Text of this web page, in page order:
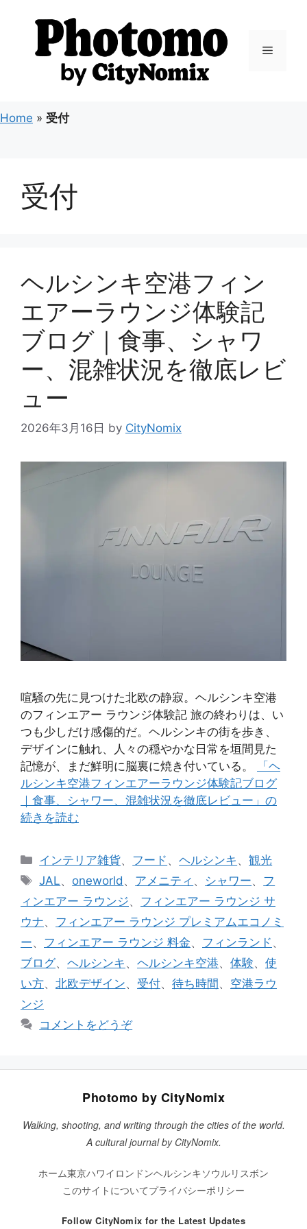
ス
キ
メ
Home » 受付
受付
ヘルシンキ空港フィン
エアーラウンジ体験記
ブログ｜食事、シャワ
ー、混雑状況を徹底レビ
ュー
2026年3月16日 by CityNomix
喧騒の先に見つけた北欧の静寂。ヘルシンキ空港
のフィンエアー ラウンジ体験記 旅の終わりは、い
つも少しだけ感傷的だ。ヘルシンキの街を歩き、
デザインに触れ、人々の穏やかな日常を垣間見た
記憶が、まだ鮮明に脳裏に焼き付いている。
「ヘ
ルシンキ空港フィンエアーラウンジ体験記ブログ
｜食事、シャワー、混雑状況を徹底レビュー」の
続きを読む
カ
テ
リ
ー
インテリア雑貨、 フード 、ヘルシンキ 、観光
タ
グ
JAL、 oneworld 、 アメニティ 、 シャワー、 フ
ィンエアー ラウンジ、 フィンエアー ラウンジ サ
ウナ、 フィンエアー ラウンジ プレミアムエコノミ
ー、 フィンエアー ラウンジ 料金、 フィンランド 、
ブログ、 ヘルシンキ 、 ヘルシンキ空港、 体験、 使
い方、 北欧デザイン、 受付、 待ち時間 、 空港ラウ
ンジ
コメントをどうぞ
Photomo by CityNomix
Walking, shooting, and writing through the cities of the world.
A cultural journal by CityNomix.
ホーム東京ハワイ ロンドンヘルシンキ ソウルリスボン
このサイトについてプライバシーポリシー
Follow CityNomix for the Latest Updates